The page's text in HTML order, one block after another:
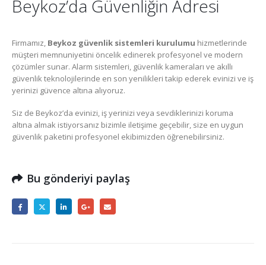
Beykoz’da Güvenliğin Adresi
Firmamız, Beykoz güvenlik sistemleri kurulumu hizmetlerinde
müşteri memnuniyetini öncelik edinerek profesyonel ve modern
çözümler sunar. Alarm sistemleri, güvenlik kameraları ve akıllı
güvenlik teknolojilerinde en son yenilikleri takip ederek evinizi ve iş
yerinizi güvence altına alıyoruz.
Siz de Beykoz’da evinizi, iş yerinizi veya sevdiklerinizi koruma
altına almak istiyorsanız bizimle iletişime geçebilir, size en uygun
güvenlik paketini profesyonel ekibimizden öğrenebilirsiniz.
Bu gönderiyi paylaş